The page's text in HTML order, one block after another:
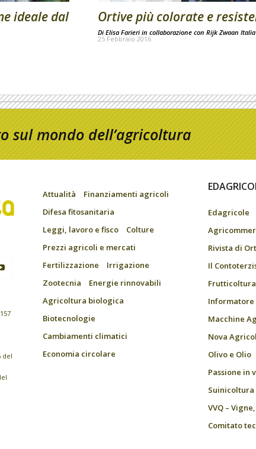
ideale dal
Ortive più colorate e
Di Elisa Farieri in collaborazione con Rijk Zwaan Italia
25 Febbraio 2016
sul mondo dell’agricoltura
del
Attualità
Finanziamenti agricoli
Difesa fitosanitaria
Leggi, lavoro e fisco
Colture
Prezzi agricoli e mercati
Fertilizzazione
Irrigazione
Zootecnia
Energie rinnovabili
Agricoltura biologica
Biotecnologie
Cambiamenti climatici
Economia circolare
Edagricole
Rivista di
Il
Frutticoltura
Macchine
Nova
Olivo e Olio
Passione in
Suinicoltura
VVQ –
Comitato